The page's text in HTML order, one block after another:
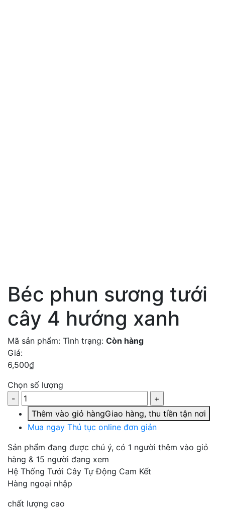
Béc phun sương tưới
cây 4 hướng xanh
Mã sản phẩm: Tình trạng: Còn hàng
Giá:
6,500₫
Chọn số lượng
Thêm vào giỏ hàngGiao hàng, thu tiền tận nơi
Mua ngay Thủ tục online đơn giản
Sản phẩm đang được chú ý, có 1 người thêm vào giỏ
hàng & 15 người đang xem
Hệ Thống Tưới Cây Tự Động Cam Kết
Hàng ngoại nhập
chất lượng cao